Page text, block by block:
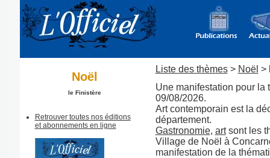
Noël
le Finistère
Retrouver toutes nos éditions
et abonnements en ligne
Liste des thèmes> Noël >
Une manifestation pour la
09/08/2026.
Art contemporain est la
département.
Gastronomie, artsont les
Village de Noël à
manifestation de la